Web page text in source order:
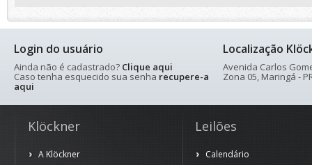
Login do usuário
Ainda não é cadastrado? Clique aqui
Caso tenha esquecido sua senha recupere-a
aqui
Localização
Avenida Carlos
Zona 05, Maringá -
Klöckner
A Klöckner
Leilões
Calendário